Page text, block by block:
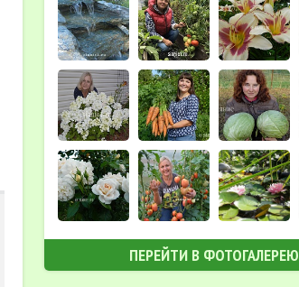
ПЕРЕЙТИ В ФОТОГАЛЕРЕЮ